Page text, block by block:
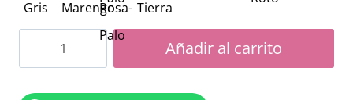
tapizada
Madrid
Añadir al carrito